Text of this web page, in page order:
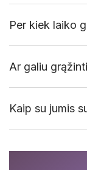
Per kiek laiko
Ar galiu
Kaip su jumis